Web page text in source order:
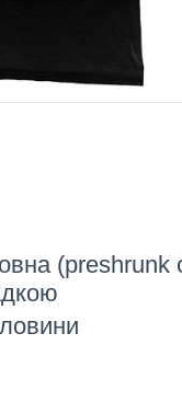
(preshrunk